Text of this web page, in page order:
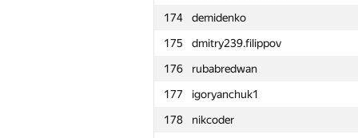
174
demidenko
175
dmitry239.filippov
176
rubabredwan
177
igoryanchuk1
178
nikcoder
151 Александр Проскурин
152
serhatgiydiren
153
igor-kudryashov
154
equocredite
155
Edmonwales